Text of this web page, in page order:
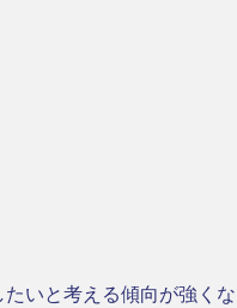
いと考える傾向が強く